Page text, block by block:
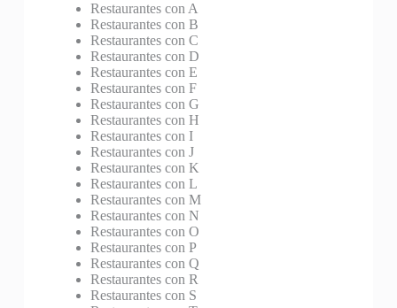
Restaurantes con A
Restaurantes con B
Restaurantes con C
Restaurantes con D
Restaurantes con E
Restaurantes con F
Restaurantes con G
Restaurantes con H
Restaurantes con I
Restaurantes con J
Restaurantes con K
Restaurantes con L
Restaurantes con M
Restaurantes con N
Restaurantes con O
Restaurantes con P
Restaurantes con Q
Restaurantes con R
Restaurantes con S